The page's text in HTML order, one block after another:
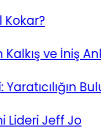
ve İniş
Jeff Jo